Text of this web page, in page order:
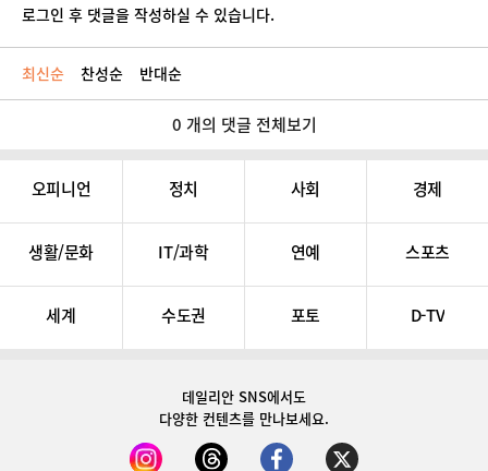
로그인 후 댓글을 작성하실 수 있습니다.
최신순 찬성순 반대순
0 개의 댓글 전체보기
오피니언 정치 사회 경제
생활/문화 IT/과학 연예 스포츠
세계 수도권 포토 D-TV
데일리안 SNS에서도
다양한 컨텐츠를 만나보세요.